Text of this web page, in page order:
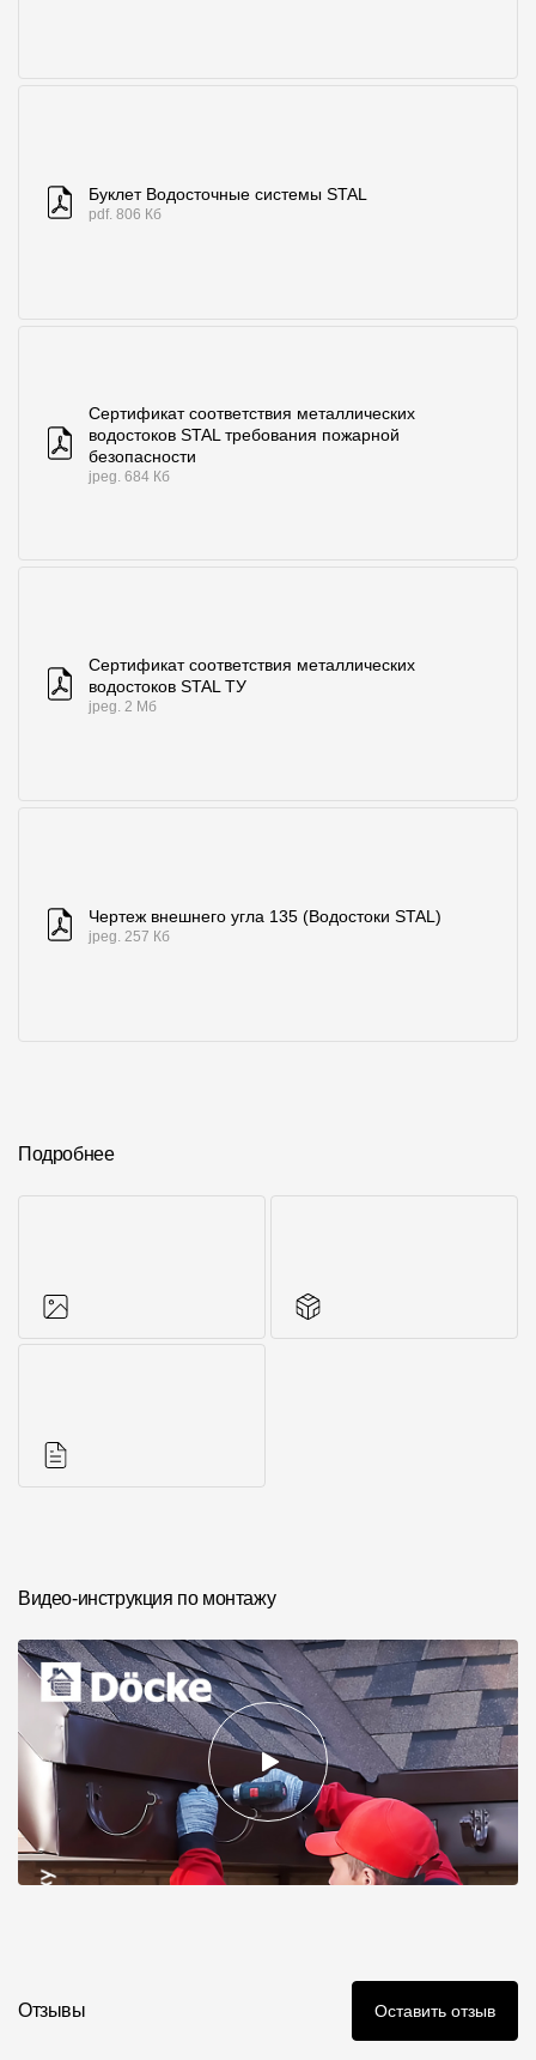
Буклет Водосточные системы STAL
pdf. 806 Кб
Сертификат соответствия металлических
водостоков STAL требования пожарной
безопасности
jpeg. 684 Кб
Сертификат соответствия металлических
водостоков STAL ТУ
jpeg. 2 Мб
Чертеж внешнего угла 135 (Водостоки STAL)
jpeg. 257 Кб
Подробнее
Видео-инструкция по монтажу
Отзывы Оставить отзыв